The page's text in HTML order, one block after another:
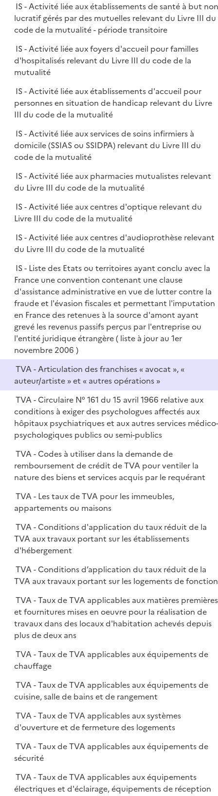
IS - Activité liée aux établissements de santé à but
lucratif gérés par des mutuelles relevant du Livre III du
code de la mutualité - période transitoire
IS - Activité liée aux foyers d'accueil pour familles
d'hospitalisés relevant du Livre III du code de la
mutualité
IS - Activité liée aux établissements d'accueil pour
personnes en situation de handicap relevant du Livre
III du code de la mutualité
IS - Activité liée aux services de soins infirmiers à
domicile (SSIAS ou SSIDPA) relevant du Livre III du
code de la mutualité
IS - Activité liée aux pharmacies mutualistes relevant
du Livre III du code de la mutualité
IS - Activité liée aux centres d'optique relevant du
Livre III du code de la mutualité
IS - Activité liée aux centres d'audioprothèse relevant
du Livre III du code de la mutualité
IS - Liste des Etats ou territoires ayant conclu avec la
France une convention contenant une clause
d'assistance administrative en vue de lutter contre la
fraude et l'évasion fiscales et permettant l'imputation
en France des retenues à la source d'amont ayant
grevé les revenus passifs perçus par l'entreprise ou
l'entité juridique étrangère ( liste à jour au 1er
novembre 2006 )
TVA - Articulation des franchises « avocat », «
auteur/artiste » et « autres opérations »
TVA - Circulaire N° 161 du 15 avril 1966 relative aux
conditions à exiger des psychologues affectés aux
hôpitaux psychiatriques et aux autres services médico-
psychologiques publics ou semi-publics
TVA - Codes à utiliser dans la demande de
remboursement de crédit de TVA pour ventiler la
nature des biens et services acquis par le requérant
TVA - Les taux de TVA pour les immeubles,
appartements ou maisons
TVA - Conditions d'application du taux réduit de la
TVA aux travaux portant sur les établissements
d'hébergement
TVA - Conditions d’application du taux réduit de la
TVA aux travaux portant sur les logements de fonction
TVA - Taux de TVA applicables aux matières premières
et fournitures mises en oeuvre pour la réalisation de
travaux dans des locaux d'habitation achevés depuis
plus de deux ans
TVA - Taux de TVA applicables aux équipements de
chauffage
TVA - Taux de TVA applicables aux équipements de
cuisine, salle de bains et de rangement
TVA - Taux de TVA applicables aux systèmes
d'ouverture et de fermeture des logements
TVA - Taux de TVA applicables aux équipements de
sécurité
TVA - Taux de TVA applicables aux équipements
électriques et d'éclairage, équipements de réception